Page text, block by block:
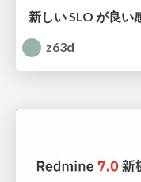
新しい SLO が良い
z63d